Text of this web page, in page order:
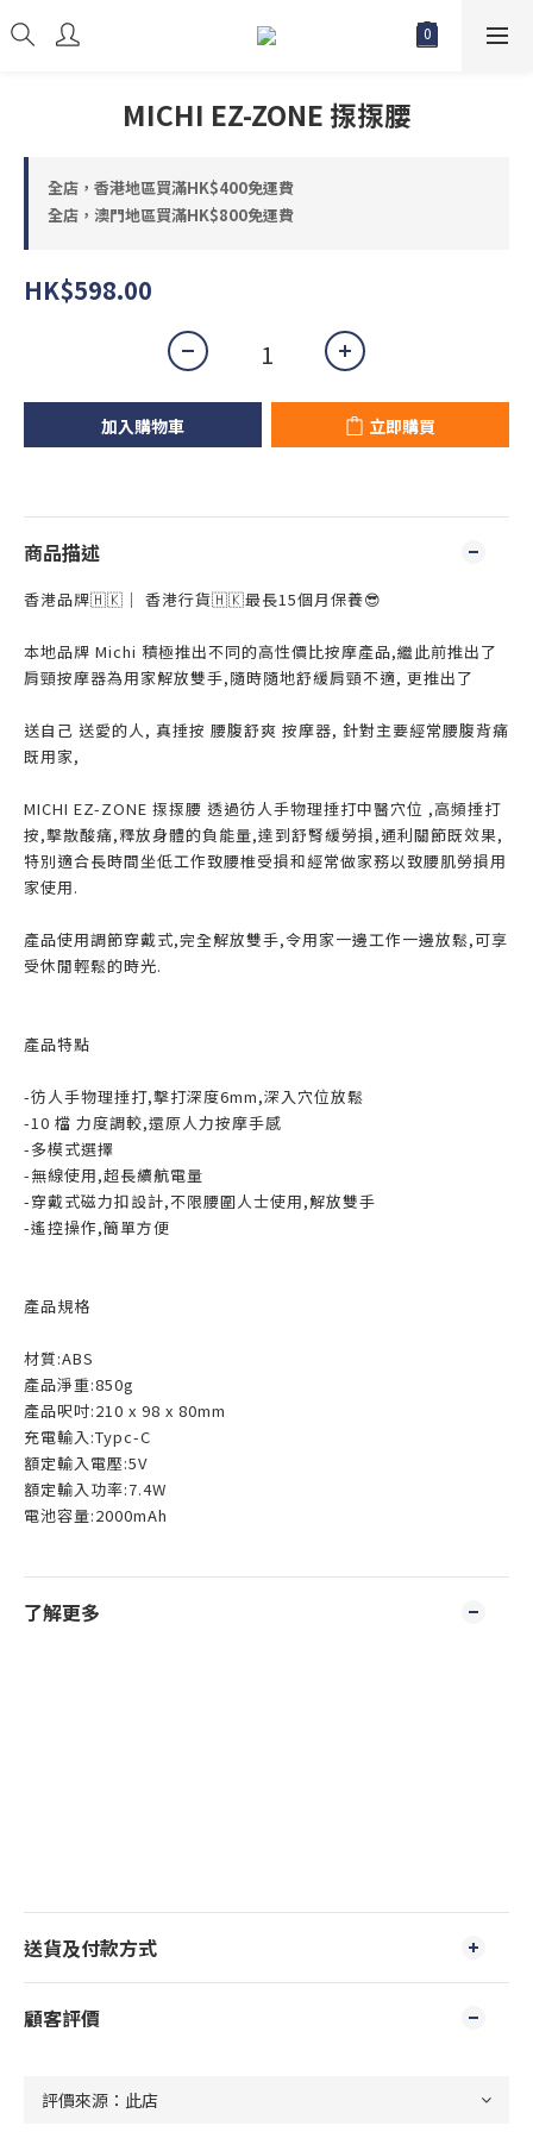
MICHI EZ-ZONE 揼揼腰
全店，香港地區買滿HK$400免運費
全店，澳門地區買滿HK$800免運費
HK$598.00
加入購物車 立即購買
商品描述
香港品牌🇭🇰｜ 香港行貨🇭🇰最長15個月保養😎
本地品牌 Michi 積極推出不同的高性價比按摩產品,繼此前推出了
肩頸按摩器為用家解放雙手,隨時隨地舒緩肩頸不適, 更推出了
送自己 送愛的人, 真捶按 腰腹舒爽 按摩器, 針對主要經常腰腹背痛
既用家,
MICHI EZ-ZONE 揼揼腰 透過彷人手物理捶打中醫穴位 ,高頻捶打
按,擊散酸痛,釋放身體的負能量,達到舒腎緩勞損,通利關節既效果,
特別適合長時間坐低工作致腰椎受損和經常做家務以致腰肌勞損用
家使用.
產品使用調節穿戴式,完全解放雙手,令用家一邊工作一邊放鬆,可享
受休閒輕鬆的時光.
產品特點
-彷人手物理捶打,擊打深度6mm,深入穴位放鬆
-10 檔 力度調較,還原人力按摩手感
-多模式選擇
-無線使用,超長續航電量
-穿戴式磁力扣設計,不限腰圍人士使用,解放雙手
-遙控操作,簡單方便
產品規格
材質:ABS
產品淨重:850g
產品呎吋:210 x 98 x 80mm
充電輸入:Typc-C
額定輸入電壓:5V
額定輸入功率:7.4W
電池容量:2000mAh
了解更多
送貨及付款方式
顧客評價